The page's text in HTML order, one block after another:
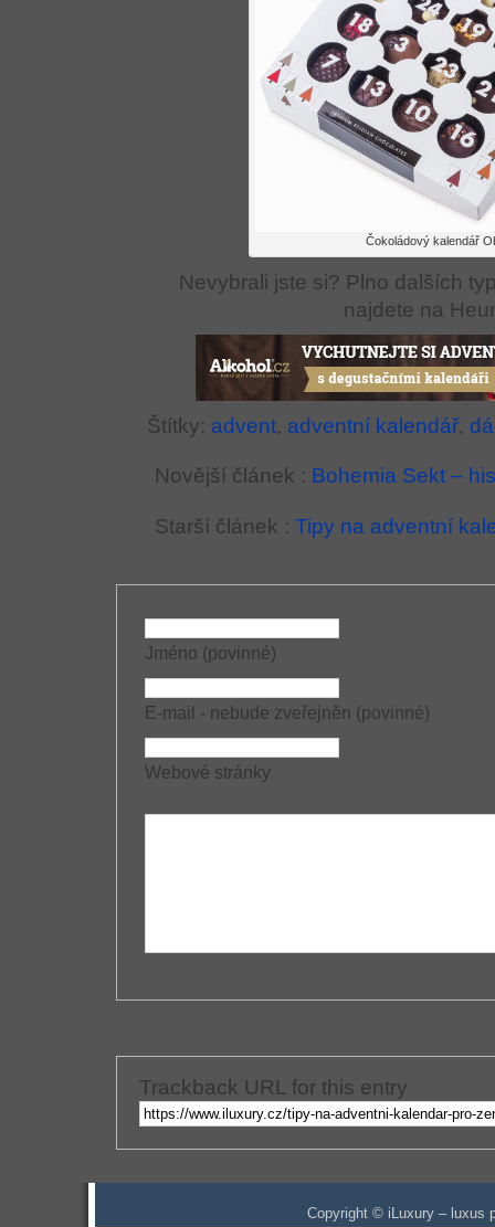
Čokoládový kalendář
Nevybrali jste si? Plno dalších
najdete na
Štítky: advent, adventní kalendář,
Novější článek : Bohemia Sekt –
Starší článek : Tipy na adventní
Jméno (povinné)
E-mail - nebude zveřejněn (povinné)
Webové stránky
Trackback URL for this entry
Copyright © iLuxury – luxus